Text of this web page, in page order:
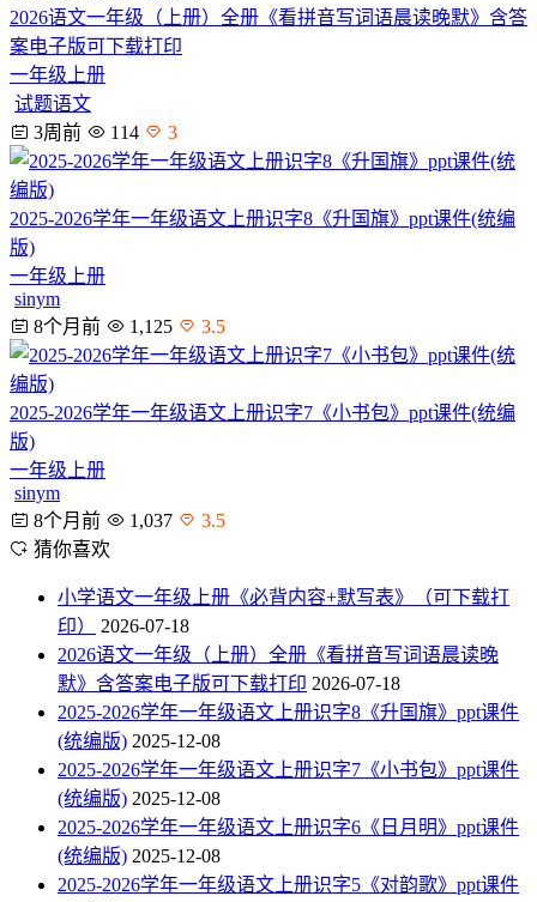
2026语文一年级（上册）全册《看拼音写词语晨读晚默》含答
案电子版可下载打印
一年级上册
试题语文
3周前
114 3
2025-2026学年一年级语文上册识字8《升国旗》ppt课件(统编
版)
一年级上册
sinym
8个月前
1,125 3.5
2025-2026学年一年级语文上册识字7《小书包》ppt课件(统编
版)
一年级上册
sinym
8个月前
1,037
3.5
猜你喜欢
小学语文一年级上册《必背内容+默写表》（可下载打
印）
2026-07-18
2026语文一年级（上册）全册《看拼音写词语晨读晚
默》含答案电子版可下载打印 2026-07-18
2025-2026学年一年级语文上册识字8《升国旗》ppt课件
(统编版) 2025-12-08
2025-2026学年一年级语文上册识字7《小书包》ppt课件
(统编版) 2025-12-08
2025-2026学年一年级语文上册识字6《日月明》ppt课件
(统编版) 2025-12-08
2025-2026学年一年级语文上册识字5《对韵歌》ppt课件